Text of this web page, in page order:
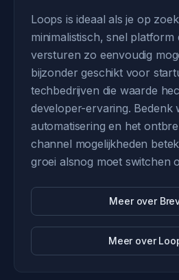
Loops is ideaal als je op
minimalistisch, snel platform
versturen zo eenvoudig
bijzonder geschikt voor
techbedrijven die waarde
developer-ervaring. Bedenk
automatisering en het
channel mogelijkheden
groei alsnog moet switchen
Meer over
Meer over